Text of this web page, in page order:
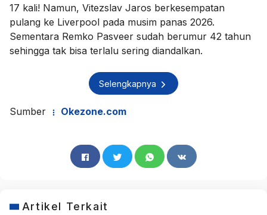
17 kali! Namun, Vitezslav Jaros berkesempatan
pulang ke Liverpool pada musim panas 2026.
Sementara Remko Pasveer sudah berumur 42 tahun
sehingga tak bisa terlalu sering diandalkan.
Selengkapnya
Sumber Okezone.com
Artikel Terkait